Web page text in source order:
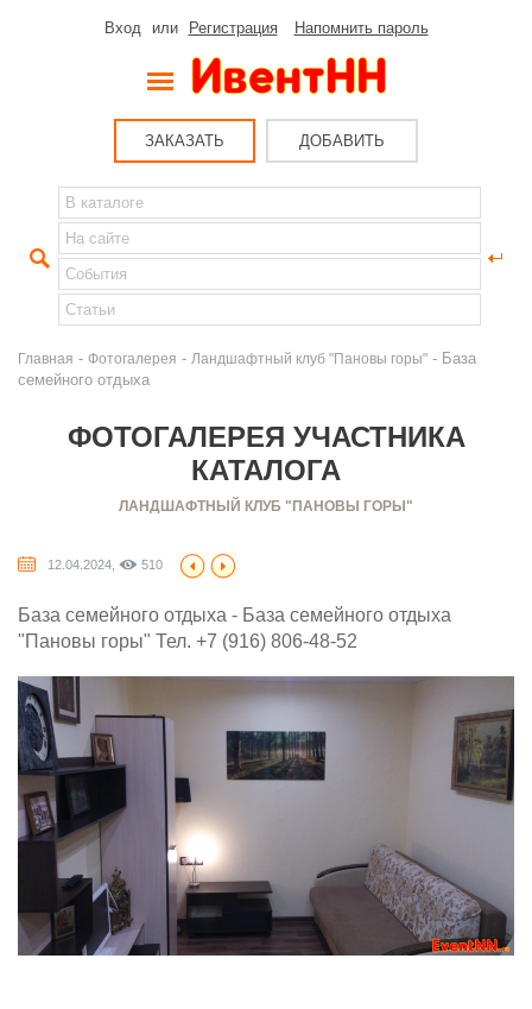
Вход или Регистрация Напомнить пароль
ЗАКАЗАТЬ ДОБАВИТЬ
Главная - Фотогалерея - Ландшафтный клуб "Пановы горы" - База
семейного отдыха
ФОТОГАЛЕРЕЯ УЧАСТНИКА
КАТАЛОГА
ЛАНДШАФТНЫЙ КЛУБ "ПАНОВЫ ГОРЫ"
12.04.2024, 510
База семейного отдыха - База семейного отдыха
"Пановы горы" Тел. +7 (916) 806-48-52